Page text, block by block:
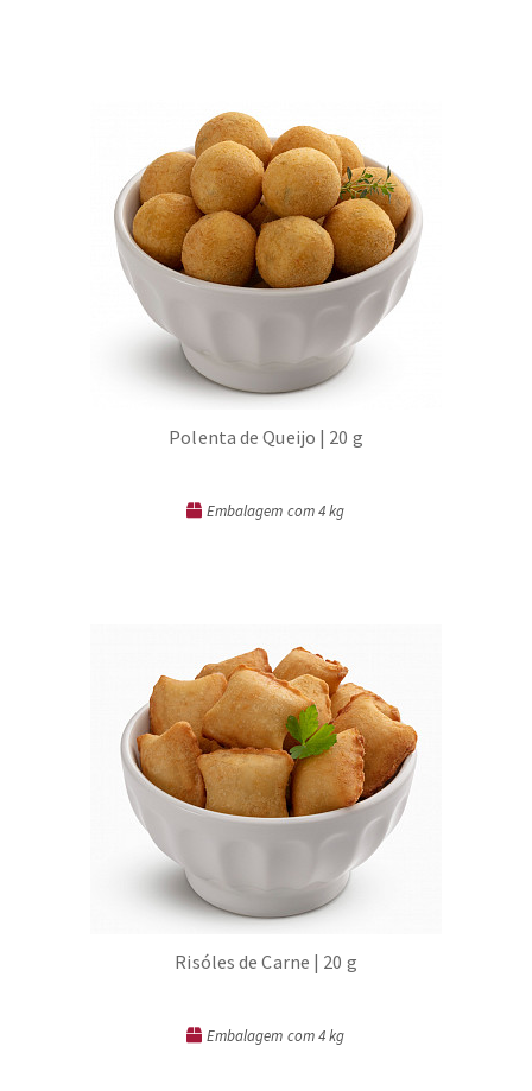
Polenta de Queijo | 20 g
Embalagem com 4 kg
Risóles de Carne | 20 g
Embalagem com 4 kg